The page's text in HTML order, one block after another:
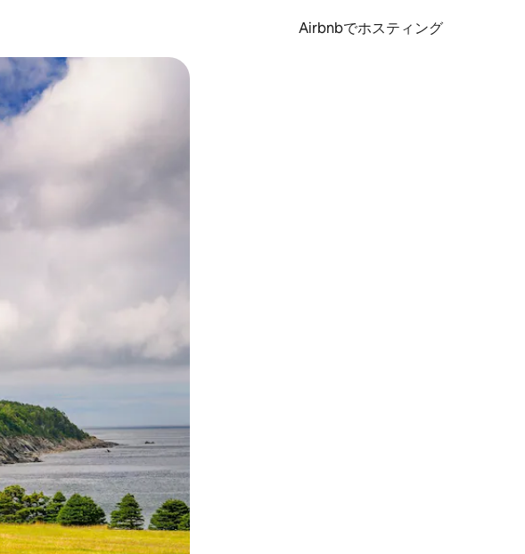
Airbnbでホスティング
結果を確認することができます。